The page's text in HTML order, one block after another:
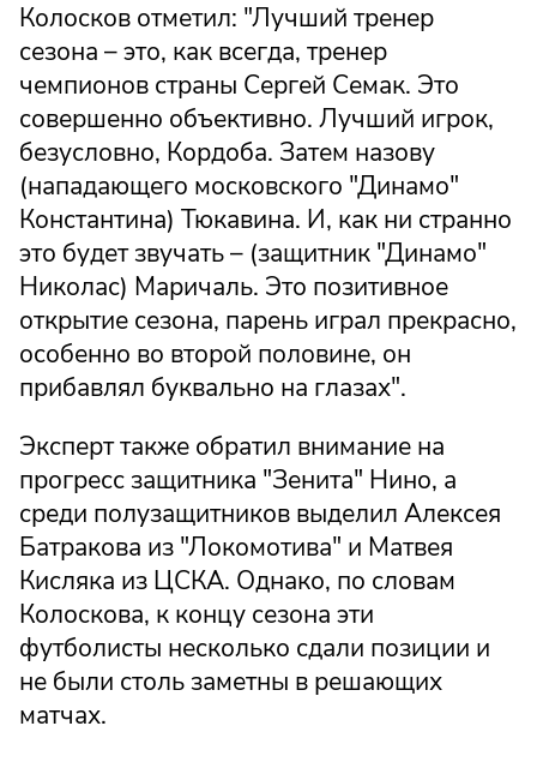
Колосков отметил: "Лучший тренер
сезона – это, как всегда, тренер
чемпионов страны Сергей Семак. Это
совершенно объективно. Лучший игрок,
безусловно, Кордоба. Затем назову
(нападающего московского "Динамо"
Константина) Тюкавина. И, как ни странно
это будет звучать – (защитник "Динамо"
Николас) Маричаль. Это позитивное
открытие сезона, парень играл прекрасно,
особенно во второй половине, он
прибавлял буквально на глазах".
Эксперт также обратил внимание на
прогресс защитника "Зенита" Нино, а
среди полузащитников выделил Алексея
Батракова из "Локомотива" и Матвея
Кисляка из ЦСКА. Однако, по словам
Колоскова, к концу сезона эти
футболисты несколько сдали позиции и
не были столь заметны в решающих
матчах.